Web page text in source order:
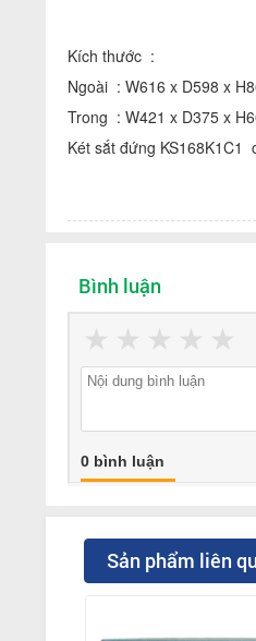
Kích thước :
Ngoài : W616 x D598 x
Trong : W421 x D375 x
Két sắt đứng KS168K1C1
Bình luận
★
★
★
★
★
0 bình luận
Sản phẩm liên